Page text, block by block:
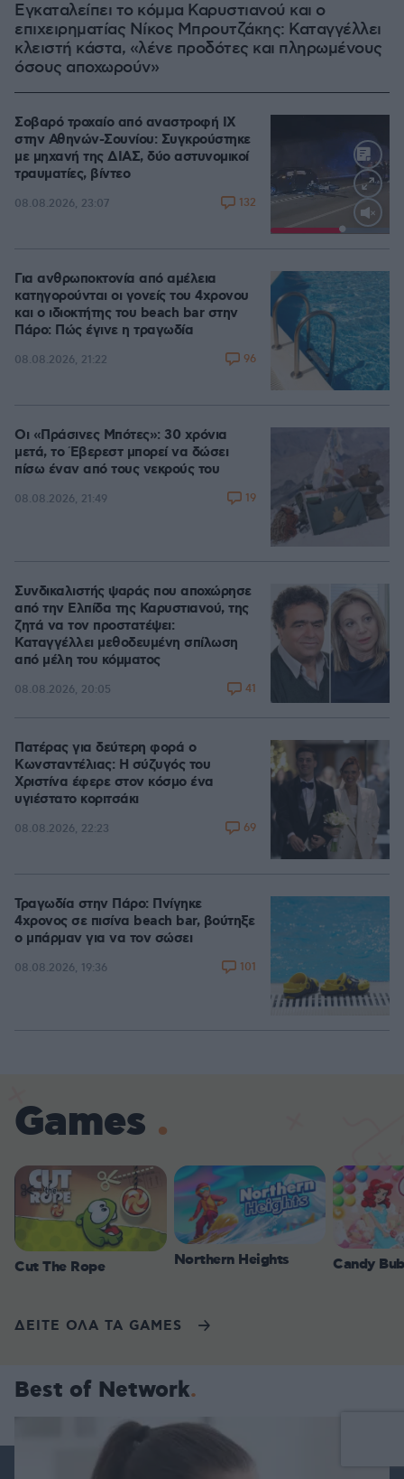
Εγκαταλείπει το κόμμα Καρυστιανού και ο
επιχειρηματίας Νίκος Μπρουτζάκης: Καταγγέλλει
κλειστή κάστα, «λένε προδότες και πληρωμένους
όσους αποχωρούν»
Loaded
Σοβαρό τροχαίο από αναστροφή ΙΧ
στην Αθηνών-Σουνίου: Συγκρούστηκε
με μηχανή της ΔΙΑΣ, δύο αστυνομικοί
τραυματίες, βίντεο
08.08.2026, 23:07 132
Για ανθρωποκτονία από αμέλεια
κατηγορούνται οι γονείς του 4χρονου
και ο ιδιοκτήτης του beach bar στην
Πάρο: Πώς έγινε η τραγωδία
08.08.2026, 21:22 96
Οι «Πράσινες Μπότες»: 30 χρόνια
μετά, το Έβερεστ μπορεί να δώσει
πίσω έναν από τους νεκρούς του
08.08.2026, 21:49 19
Συνδικαλιστής ψαράς που αποχώρησε
από την Ελπίδα της Καρυστιανού, της
ζητά να τον προστατέψει:
Καταγγέλλει μεθοδευμένη σπίλωση
από μέλη του κόμματος
08.08.2026, 20:05 41
Πατέρας για δεύτερη φορά ο
Κωνσταντέλιας: Η σύζυγός του
Χριστίνα έφερε στον κόσμο ένα
υγιέστατο κοριτσάκι
08.08.2026, 22:23 69
Τραγωδία στην Πάρο: Πνίγηκε
4χρονος σε πισίνα beach bar, βούτηξε
ο μπάρμαν για να τον σώσει
08.08.2026, 19:36 101
Games
Cut The Rope Northern Heights Candy
ΔΕΙΤΕ ΟΛΑ ΤΑ GAMES
Best of Network